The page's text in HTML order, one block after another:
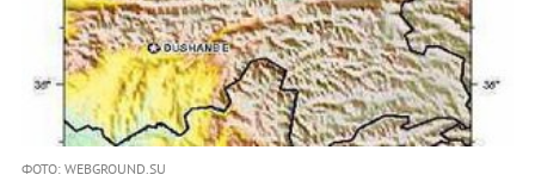
ФОТО: WEBGROUND.SU